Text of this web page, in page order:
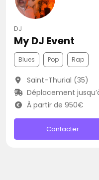
DJ
My DJ Event
Blues Pop Rap
Saint-Thurial (35)
Déplacement
À partir de 950€
Contacter